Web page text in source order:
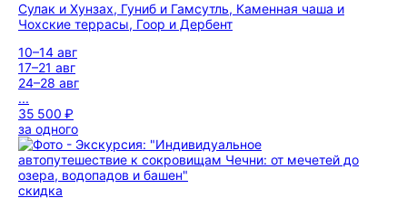
Сулак и Хунзах, Гуниб и Гамсутль, Каменная чаша и
Чохские террасы, Гоор и Дербент
10–14 авг
17–21 авг
24–28 авг
...
35 500 ₽
за одного
скидка